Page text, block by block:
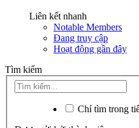
Liên kết nhanh
Notable Members
Đang truy cập
Hoạt động gần đây
Tìm kiếm
Chỉ tìm trong